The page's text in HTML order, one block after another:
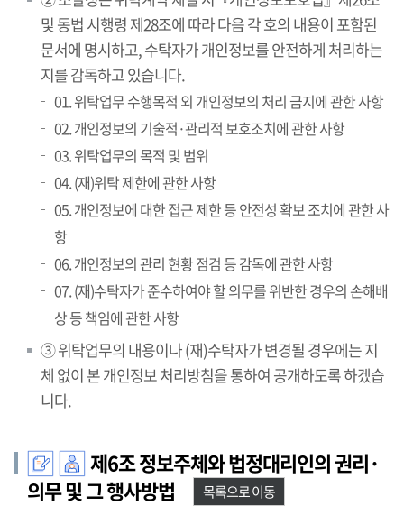
및 동법 시행령 제28조에 따라 다음 각 호의 내용이 포함된
문서에 명시하고, 수탁자가 개인정보를 안전하게 처리하는
지를 감독하고 있습니다.
01. 위탁업무 수행목적 외 개인정보의 처리 금지에 관한 사항
02. 개인정보의 기술적·관리적 보호조치에 관한 사항
03. 위탁업무의 목적 및 범위
04. (재)위탁 제한에 관한 사항
05. 개인정보에 대한 접근 제한 등 안전성 확보 조치에 관한 사
항
06. 개인정보의 관리 현황 점검 등 감독에 관한 사항
07. (재)수탁자가 준수하여야 할 의무를 위반한 경우의 손해배
상 등 책임에 관한 사항
③ 위탁업무의 내용이나 (재)수탁자가 변경될 경우에는 지
체 없이 본 개인정보 처리방침을 통하여 공개하도록 하겠습
니다.
제6조 정보주체와 법정대리인의 권리·
의무 및 그 행사방법
목록으로 이동